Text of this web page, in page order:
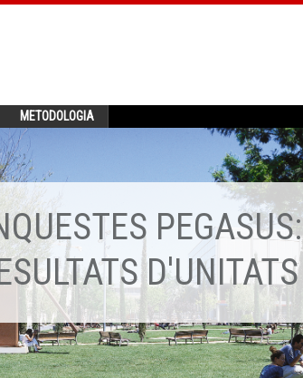
METODOLOGIA
PEGASUS:
D'UNITATS